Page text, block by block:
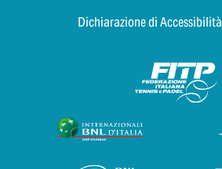
Dichiarazione di Accessibilità